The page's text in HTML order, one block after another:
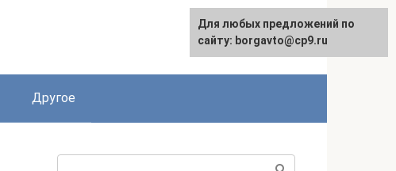
English
Другое
Для любых предложений по
сайту: borgavto@cp9.ru